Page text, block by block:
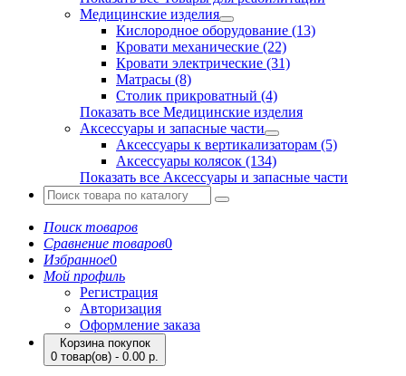
Медицинские изделия
Кислородное оборудование (13)
Кровати механические (22)
Кровати электрические (31)
Матрасы (8)
Столик прикроватный (4)
Показать все Медицинские изделия
Аксессуары и запасные части
Аксессуары к вертикализаторам (5)
Аксессуары колясок (134)
Показать все Аксессуары и запасные части
Поиск товаров
Сравнение товаров0
Избранное0
Мой профиль
Регистрация
Авторизация
Оформление заказа
Корзина покупок
0 товар(ов) - 0.00 р.